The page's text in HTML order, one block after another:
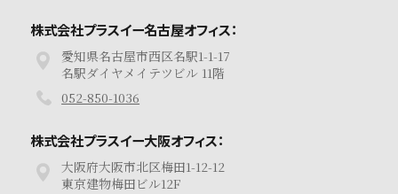
株式会社プラスイー名古屋オフィス：
愛知県名古屋市西区名駅1-1-17
名駅ダイヤメイテツビル 11階
052-850-1036
株式会社プラスイー大阪オフィス：
大阪府大阪市北区梅田1-12-12
東京建物梅田ビル12F